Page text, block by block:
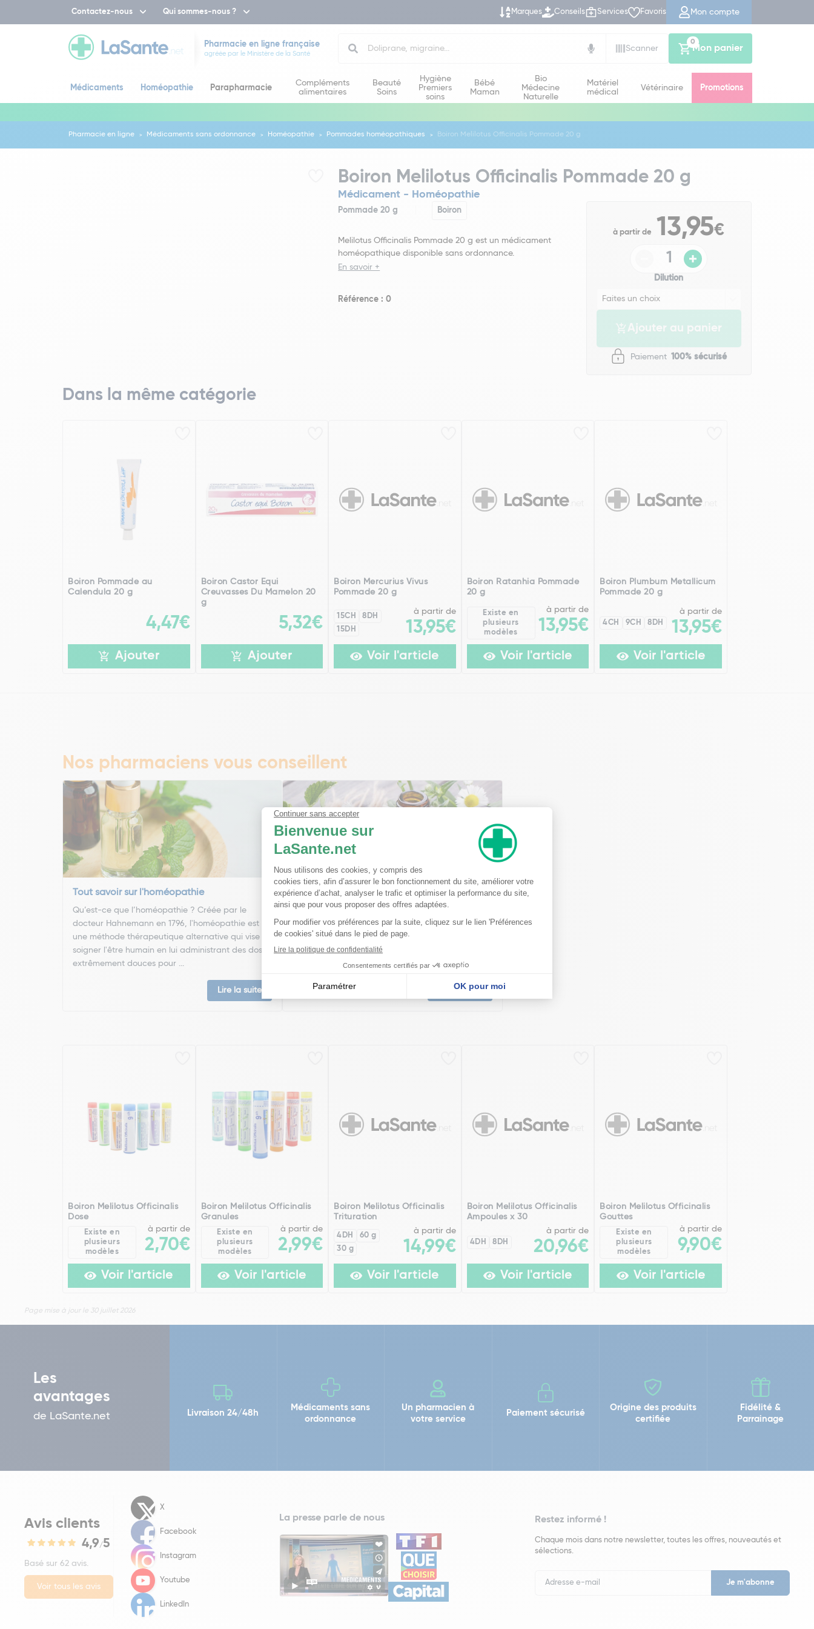
Contactez-nous Qui sommes-nous ? Marques Conseils Services Favoris Mon compte
Pharmacie en ligne française
agréée par le Ministère de la Santé
Scanner
Mon panier
0
Médicaments Homéopathie Parapharmacie
Compléments
alimentaires
Beauté
Soins
Hygiène
Premiers
soins
Bébé
Maman
Bio
Médecine
Naturelle
Matériel
médical
Vétérinaire Promotions
Pharmacie en ligne Médicaments sans ordonnance Homéopathie Pommades homéopathiques Boiron Melilotus Officinalis Pommade 20 g
Boiron Melilotus Officinalis Pommade 20 g
Médicament - Homéopathie
Pommade 20 g Boiron
Melilotus Officinalis Pommade 20 g est un médicament
homéopathique disponible sans ordonnance.
En savoir +
Référence : 0
à partir de 13,95€
Dilution
Ajouter au panier
Paiement 100% sécurisé
Dans la même catégorie
Boiron Pommade au
Calendula 20 g
4,47€
Ajouter
Boiron Castor Equi
Creuvasses Du Mamelon 20
g
5,32€
Ajouter
Boiron Mercurius Vivus
Pommade 20 g
15CH
8DH
15DH
à partir de
13,95€
Voir l'article
Boiron Ratanhia Pommade
20 g
Existe en
plusieurs
modèles
à partir de
13,95€
Voir l'article
Boiron Plumbum Metallicum
Pommade 20 g
4CH 9CH 8DH
à partir de
13,95€
Voir l'article
Nos pharmaciens vous conseillent
Tout savoir sur l'homéopathie
Qu’est-ce que l’homéopathie ? Créée par le
docteur Hahnemann en 1796, l'homéopathie est
une méthode thérapeutique alternative qui vise à
soigner l'être humain en lui administrant des doses
extrêmement douces pour ...
Lire la suite
Ma trousse à pharmacie homéopathique
Ceci est un petit guide pratique des traitements
homéopathiques à avoir chez soi ! L'homéopathie
est une disciple à part entière dans l'arsenal
thérapeutique. Celle-ci est basée sur le principe
Lire la suite
Boiron Melilotus Officinalis
Dose
Existe en
plusieurs
modèles
à partir de
2,70€
Voir l'article
Boiron Melilotus Officinalis
Granules
Existe en
plusieurs
modèles
à partir de
2,99€
Voir l'article
Boiron Melilotus Officinalis
Trituration
4DH
60 g
30 g
à partir de
14,99€
Voir l'article
Boiron Melilotus Officinalis
Ampoules x 30
4DH 8DH
à partir de
20,96€
Voir l'article
Boiron Melilotus Officinalis
Gouttes
Existe en
plusieurs
modèles
à partir de
9,90€
Voir l'article
Page mise à jour le 30 juillet 2026
Les
avantages
de LaSante.net Livraison 24/48h
Médicaments sans
ordonnance
Un pharmacien à
votre service
Paiement sécurisé
Origine des produits
certifiée
Fidélité &
Parrainage
Avis clients
4,9/5
Basé sur 62 avis.
Voir tous les avis
X
Facebook
Instagram
Youtube
LinkedIn
La presse parle de nous Restez informé !
Chaque mois dans notre newsletter, toutes les offres, nouveautés et
sélections.
Newsletter